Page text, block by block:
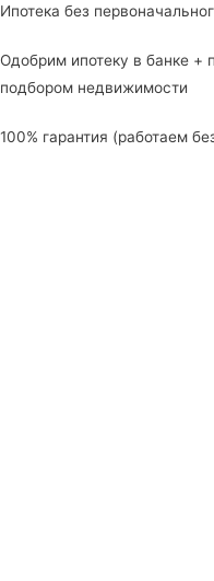
Ипотека без
Одобрим ипотеку в банке +
подбором недвижимости
100% гарантия (работаем